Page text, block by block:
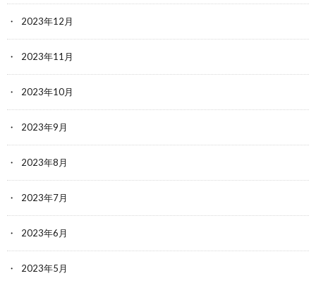
2023年12月
2023年11月
2023年10月
2023年9月
2023年8月
2023年7月
2023年6月
2023年5月